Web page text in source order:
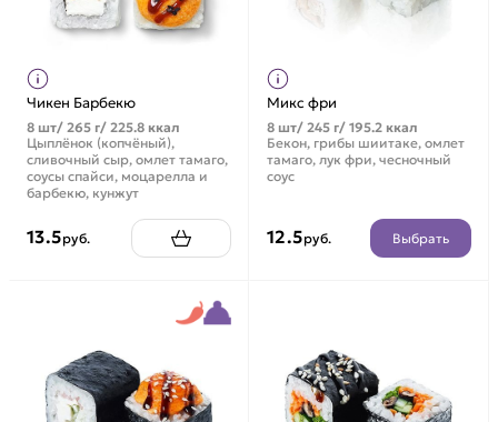
Чикен Барбекю
8 шт/ 265 г/ 225.8 ккал
Цыплёнок (копчёный),
сливочный сыр, омлет тамаго,
соусы спайси, моцарелла и
барбекю, кунжут
13.5руб.
Микс фри
8 шт/ 245 г/ 195.2 ккал
Бекон, грибы шиитаке, омлет
тамаго, лук фри, чесночный
соус
12.5руб. Выбрать